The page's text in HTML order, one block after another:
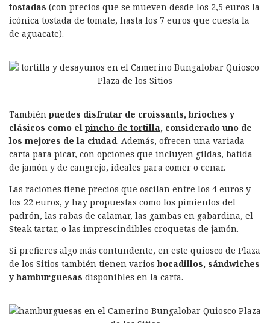
tostadas (con precios que se mueven desde los 2,5 euros la
icónica tostada de tomate, hasta los 7 euros que cuesta la
de aguacate).
También puedes disfrutar de croissants, brioches y
clásicos como el pincho de tortilla, considerado uno de
los mejores de la ciudad. Además, ofrecen una variada
carta para picar, con opciones que incluyen gildas, batida
de jamón y de cangrejo, ideales para comer o cenar.
Las raciones tiene precios que oscilan entre los 4 euros y
los 22 euros, y hay propuestas como los pimientos del
padrón, las rabas de calamar, las gambas en gabardina, el
Steak tartar, o las imprescindibles croquetas de jamón.
Si prefieres algo más contundente, en este quiosco de Plaza
de los Sitios también tienen variosbocadillos, sándwiches
y hamburguesas disponibles en la carta.